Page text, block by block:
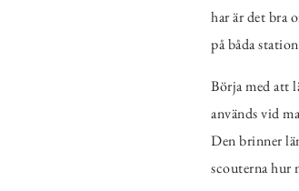
har är det bra
på båda
Börja med att
används vid
Den brinner
scouterna hur